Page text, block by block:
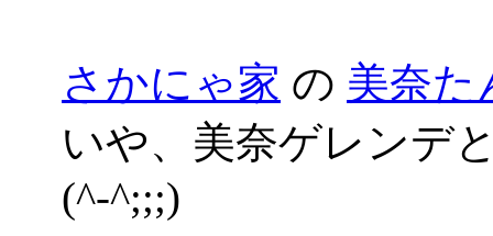
さかにゃ家 の 美奈た
いや、美奈ゲレンデ
(^-^;;;)